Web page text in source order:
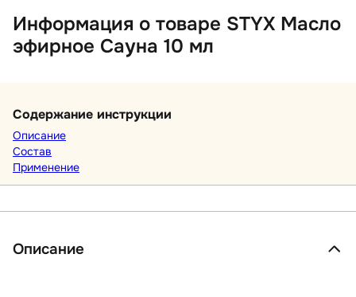
Информация о товаре STYX Масло
эфирное Сауна 10 мл
Содержание инструкции
Описание
Состав
Применение
Описание